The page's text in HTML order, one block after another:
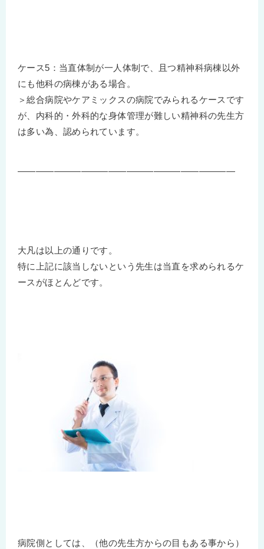
ケース5：当直体制が一人体制で、且つ精神科病棟以外
にも他科の病棟がある場合。
＞総合病院やケアミックスの病院でみられるケースです
が、内科的・外科的な身体管理が難しい精神科の先生方
は多い為、認められています。
————————————————————————
大凡は以上の通りです。
特に上記に該当しないという先生は当直を求められるケ
ースがほとんどです。
病院側としては、（他の先生方からの目もある事から）